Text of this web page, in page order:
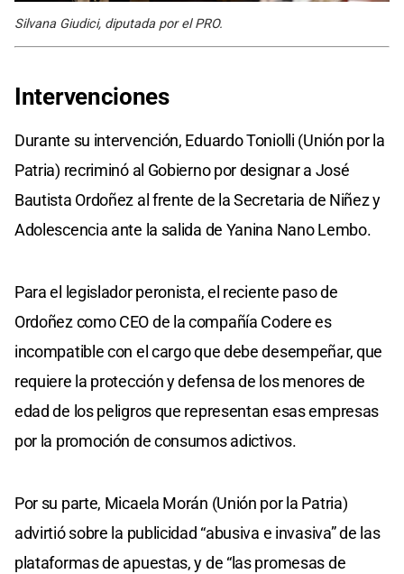
Silvana Giudici, diputada por el PRO.
Intervenciones
Durante su intervención, Eduardo Toniolli (Unión por la
Patria) recriminó al Gobierno por designar a José
Bautista Ordoñez al frente de la Secretaria de Niñez y
Adolescencia ante la salida de Yanina Nano Lembo.
Para el legislador peronista, el reciente paso de
Ordoñez como CEO de la compañía Codere es
incompatible con el cargo que debe desempeñar, que
requiere la protección y defensa de los menores de
edad de los peligros que representan esas empresas
por la promoción de consumos adictivos.
Por su parte, Micaela Morán (Unión por la Patria)
advirtió sobre la publicidad “abusiva e invasiva” de las
plataformas de apuestas, y de “las promesas de